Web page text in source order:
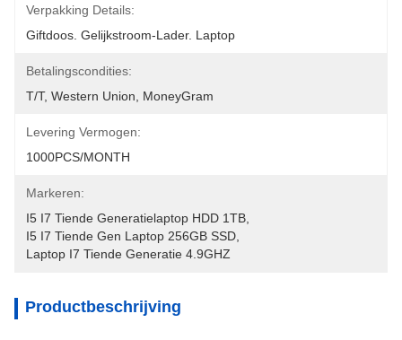
Verpakking Details:
Giftdoos. Gelijkstroom-Lader. Laptop
Betalingscondities:
T/T, Western Union, MoneyGram
Levering Vermogen:
1000PCS/MONTH
Markeren:
I5 I7 Tiende Generatielaptop HDD 1TB
I5 I7 Tiende Gen Laptop 256GB SSD
Laptop I7 Tiende Generatie 4.9GHZ
Productbeschrijving